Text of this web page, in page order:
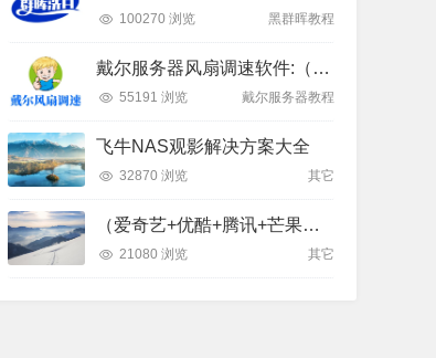
100270 浏览 黑群晖教程
戴尔服务器风扇调速软件:（下载激活和设置教程）
55191 浏览 戴尔服务器教程
飞牛NAS观影解决方案大全
32870 浏览 其它
（爱奇艺+优酷+腾讯+芒果）= 【全能影视】APP
21080 浏览 其它